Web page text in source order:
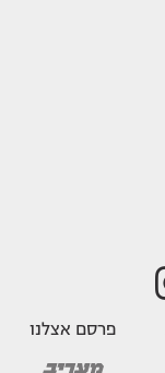
פרסם אצלנו